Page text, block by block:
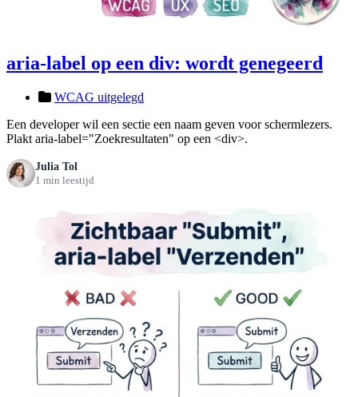
aria-label op een div: wordt genegeerd
WCAG uitgelegd
Een developer wil een sectie een naam geven voor schermlezers.
Plakt aria-label="Zoekresultaten" op een <div>.
Julia Tol
1 min leestijd